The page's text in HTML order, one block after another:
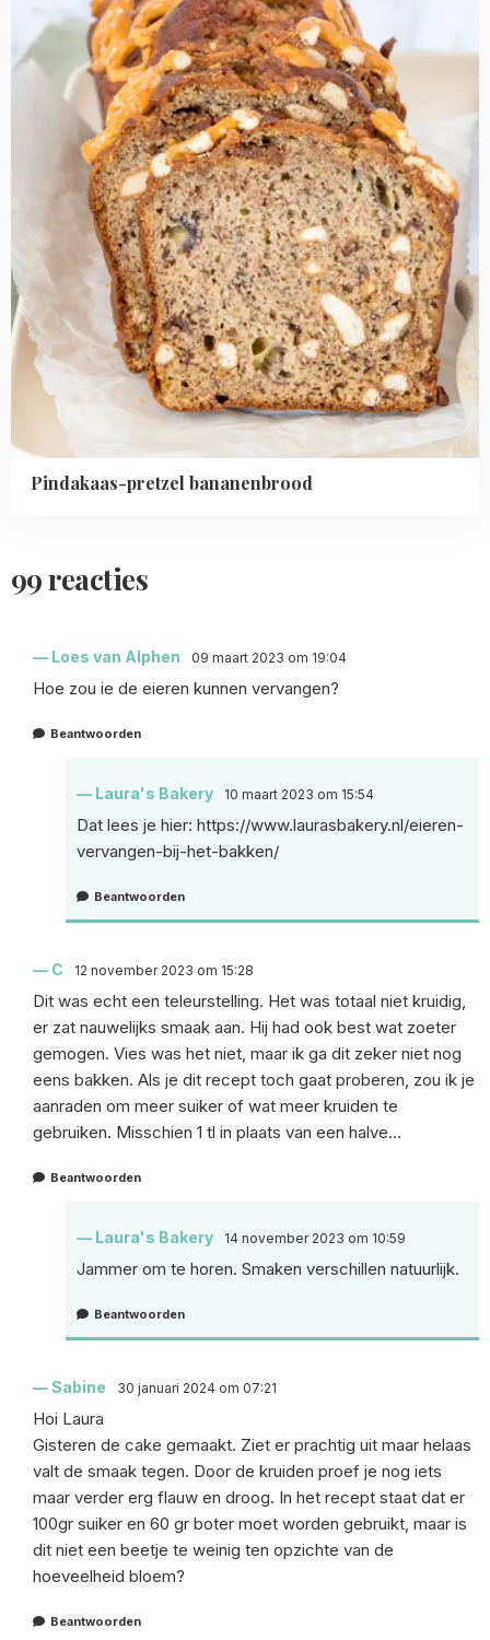
Pindakaas-pretzel bananenbrood
pretzel
bananenbrood
99 reacties
Loes van Alphen 09 maart 2023 om 19:04
Hoe zou ie de eieren kunnen vervangen?
Beantwoorden
Laura's Bakery 10 maart 2023 om 15:54
Dat lees je hier: https://www.laurasbakery.nl/eieren-
vervangen-bij-het-bakken/
Beantwoorden
C 12 november 2023 om 15:28
Dit was echt een teleurstelling. Het was totaal niet kruidig,
er zat nauwelijks smaak aan. Hij had ook best wat zoeter
gemogen. Vies was het niet, maar ik ga dit zeker niet nog
eens bakken. Als je dit recept toch gaat proberen, zou ik je
aanraden om meer suiker of wat meer kruiden te
gebruiken. Misschien 1 tl in plaats van een halve…
Beantwoorden
Laura's Bakery 14 november 2023 om 10:59
Jammer om te horen. Smaken verschillen natuurlijk.
Beantwoorden
Sabine 30 januari 2024 om 07:21
Hoi Laura
Gisteren de cake gemaakt. Ziet er prachtig uit maar helaas
valt de smaak tegen. Door de kruiden proef je nog iets
maar verder erg flauw en droog. In het recept staat dat er
100gr suiker en 60 gr boter moet worden gebruikt, maar is
dit niet een beetje te weinig ten opzichte van de
hoeveelheid bloem?
Beantwoorden